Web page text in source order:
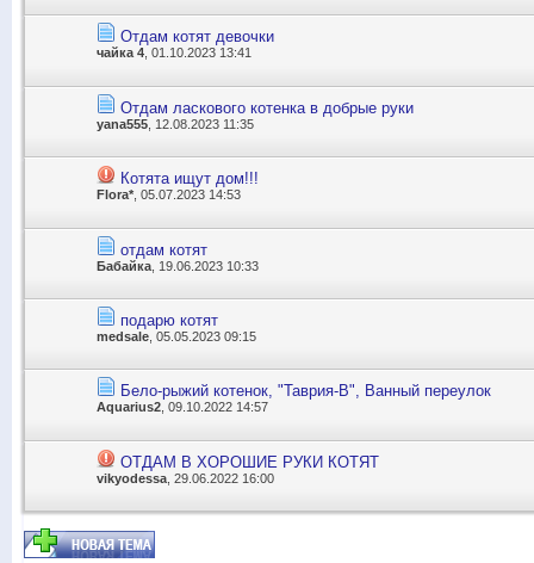
Отдам котят девочки
чайка 4 , 01.10.2023 13:41
Отдам ласкового котенка в добрые руки
yana555 , 12.08.2023 11:35
Котята ищут дом!!!
Flora* , 05.07.2023 14:53
отдам котят
Бабайка , 19.06.2023 10:33
подарю котят
medsale , 05.05.2023 09:15
Бело-рыжий котенок, "Таврия-В", Ванный переулок
Aquarius2, 09.10.2022 14:57
ОТДАМ В ХОРОШИЕ РУКИ КОТЯТ
vikyodessa , 29.06.2022 16:00